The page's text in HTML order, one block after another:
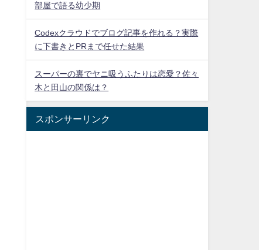
部屋で語る幼少期
Codexクラウドでブログ記事を作れる？実際
に下書きとPRまで任せた結果
スーパーの裏でヤニ吸うふたりは恋愛？佐々
木と田山の関係は？
スポンサーリンク